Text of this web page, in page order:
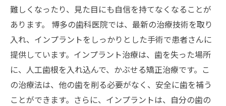
難しくなったり、見た目にも自信を持てなくなることが
あります。 博多の歯科医院では、最新の治療技術を取り
入れ、インプラントをしっかりとした手術で患者さんに
提供しています。インプラント治療は、歯を失った場所
に、人工歯根を入れ込んで、かぶせる矯正治療です。こ
の治療法は、他の歯を削る必要がなく、安全に歯を補う
ことができます。さらに、インプラントは、自分の歯の